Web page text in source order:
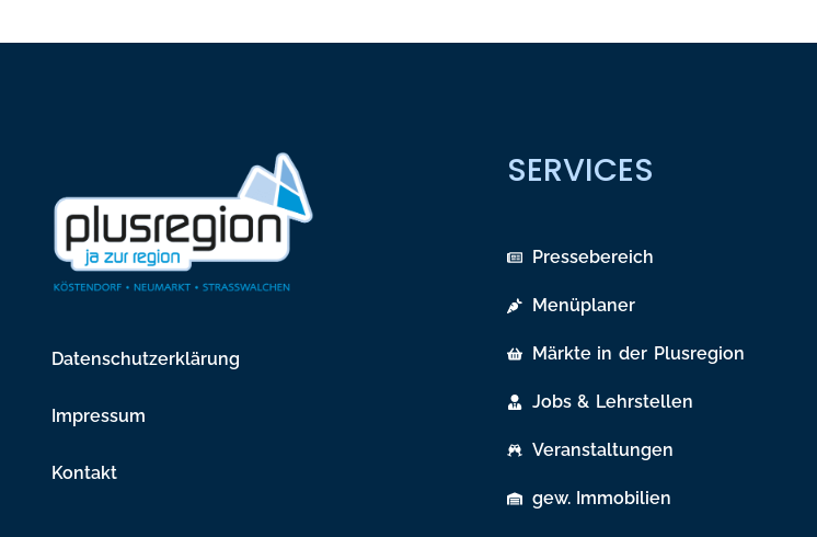
Datenschutzerklärung
Impressum
Kontakt
SERVICES
Pressebereich
Menüplaner
Märkte in der Plusregion
Jobs & Lehrstellen
Veranstaltungen
gew. Immobilien